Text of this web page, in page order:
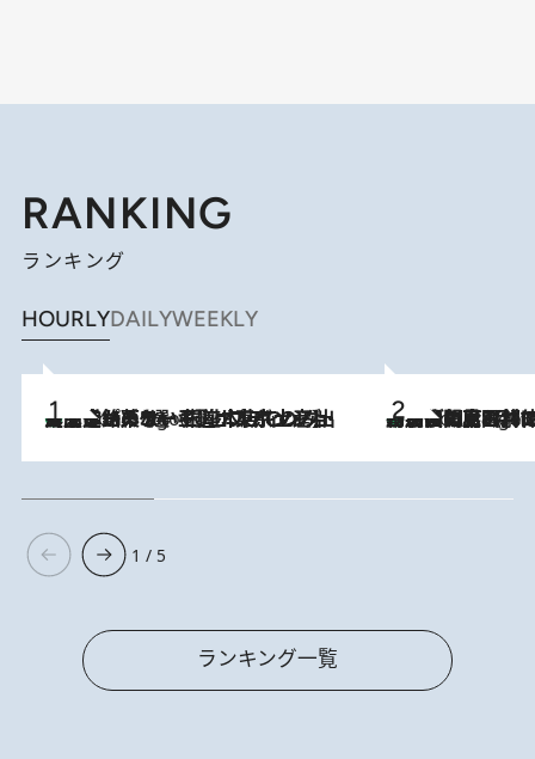
RANKING
ランキング
HOURLYDAILYWEEKLY
7 Hours Ago
【間違いのない王道・東京土産】資生堂パーラー 銀座本店でのみ出会える銘菓5選《極上プディング・濃厚チーズケーキ・ボンボンショコラほか》 7 Hours Ago
「最後に見られてよかった」上野動物園の東園パンダ舎が解体前に特別公開。8月16日まで延長されたパネル展と共に辿る“半世紀”のパンダ飼育《解体工事の図面あり》
1 / 5
ランキング一覧